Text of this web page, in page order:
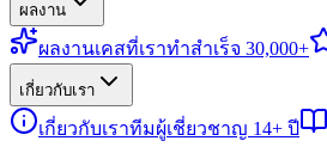
ผลงาน
ผลงานเคสที่เราทำสำเร็จ 30,000+
เกี่ยวกับเรา
เกี่ยวกับเราทีมผู้เชี่ยวชาญ 14+ ปี